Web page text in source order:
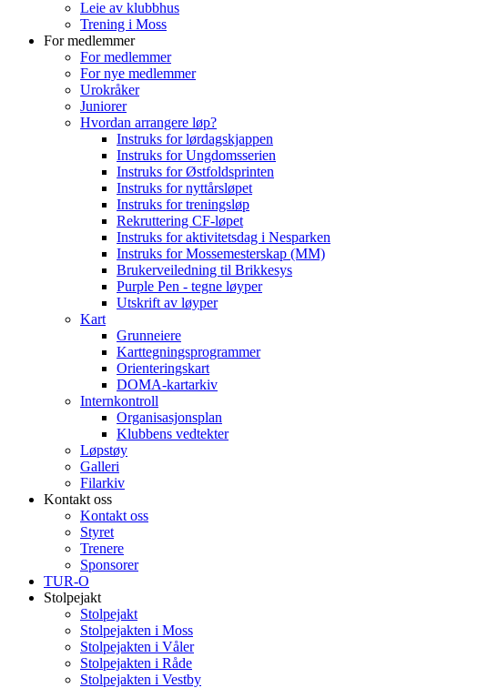
Leie av klubbhus
Trening i Moss
For medlemmer
For medlemmer
For nye medlemmer
Urokråker
Juniorer
Hvordan arrangere løp?
Instruks for lørdagskjappen
Instruks for Ungdomsserien
Instruks for Østfoldsprinten
Instruks for nyttårsløpet
Instruks for treningsløp
Rekruttering CF-løpet
Instruks for aktivitetsdag i Nesparken
Instruks for Mossemesterskap (MM)
Brukerveiledning til Brikkesys
Purple Pen - tegne løyper
Utskrift av løyper
Kart
Grunneiere
Karttegningsprogrammer
Orienteringskart
DOMA-kartarkiv
Internkontroll
Organisasjonsplan
Klubbens vedtekter
Løpstøy
Galleri
Filarkiv
Kontakt oss
Kontakt oss
Styret
Trenere
Sponsorer
TUR-O
Stolpejakt
Stolpejakt
Stolpejakten i Moss
Stolpejakten i Våler
Stolpejakten i Råde
Stolpejakten i Vestby